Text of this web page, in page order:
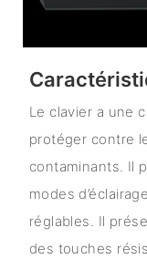
Le clavier a une
protéger contre
contaminants. Il
modes
réglables. Il
des touches